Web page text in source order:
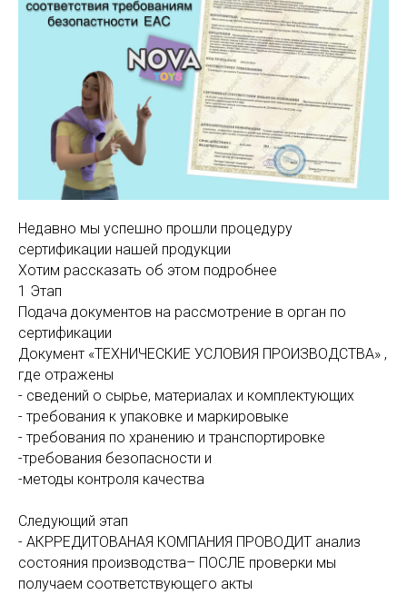
Недавно мы успешно прошли процедуру
сертификации нашей продукции
Хотим рассказать об этом подробнее
1 Этап
Подача документов на рассмотрение в орган по
сертификации
Документ «ТЕХНИЧЕСКИЕ УСЛОВИЯ ПРОИЗВОДСТВА» ,
где отражены
- сведений о сырье, материалах и комплектующих
- требования к упаковке и маркировыке
- требования по хранению и транспортировке
-требования безопасности и
-методы контроля качества
Следующий этап
- АКРРЕДИТОВАНАЯ КОМПАНИЯ ПРОВОДИТ анализ
состояния производства– ПОСЛЕ проверки мы
получаем соответствующего акты